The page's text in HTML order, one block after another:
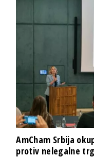
AmCham Srbija
protiv nelegalne